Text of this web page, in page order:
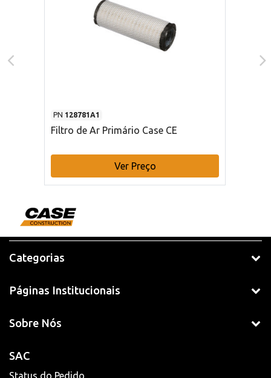
PN 128781A1
Filtro de Ar Primário Case CE
Ver Preço
Categorias
Páginas Institucionais
Sobre Nós
SAC